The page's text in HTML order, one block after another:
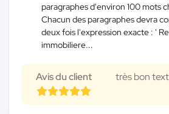
paragraphes d'environ 100 mots
Chacun des paragraphes devra
deux fois l'expression exacte : '
immobiliere...
Avis du client très bon